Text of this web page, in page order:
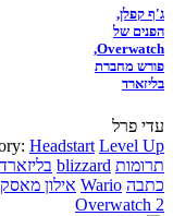
ג'ף קפלן,
הפנים של
Overwatch,
פורש מחברת
בליזארד
עדי פרל
Headstart Level Up
תרומות blizzard בליזארד
כתבה Wario אילון מאסק
Overwatch 2